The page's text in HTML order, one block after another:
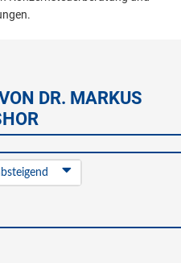
DR. MARKUS